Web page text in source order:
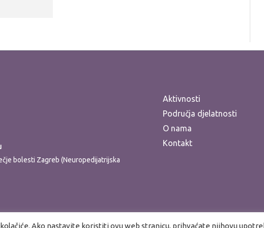
bolesti Zagreb (Neuropedijatrijska
Aktivnosti
Područja djelatnosti
O nama
Kontakt
Ako nastavite koristiti ovu web stranicu, prihvaćate njihovu